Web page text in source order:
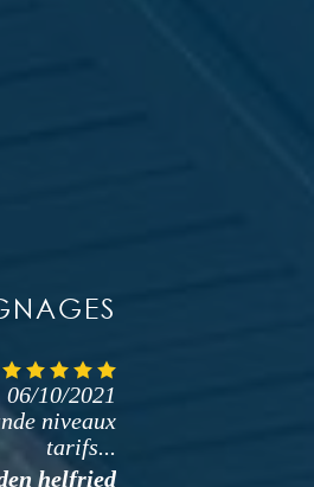
06/10/2021
niveaux
conseil je
entreprise...